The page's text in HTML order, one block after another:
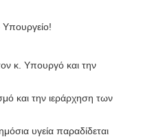
Υπουργείο!
κ. Υπουργό και την
και την ιεράρχηση των
υγεία παραδίδεται